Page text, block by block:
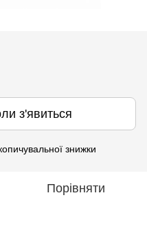
з'явиться
знижки
Порівняти